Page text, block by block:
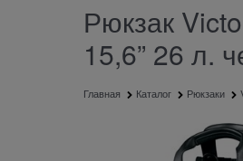
Рюкзак
15,6” 26 л.
Главная Каталог Рюкзаки